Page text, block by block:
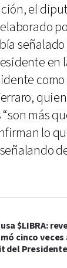
el
en
más
lo
$LIBRA:
cinco veces
del Presidente